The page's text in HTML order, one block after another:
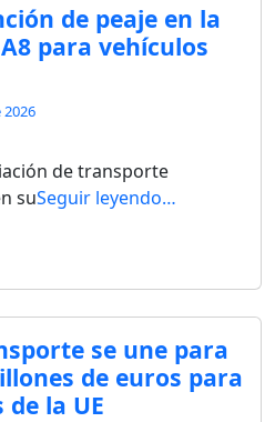
de peaje en la
A8 para vehículos
de transporte
suSeguir leyendo…
se une para
de euros para
la UE